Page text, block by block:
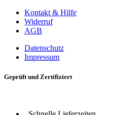
Kontakt & Hilfe
Widerruf
AGB
Datenschutz
Impressum
Geprüft und Zertifiziert